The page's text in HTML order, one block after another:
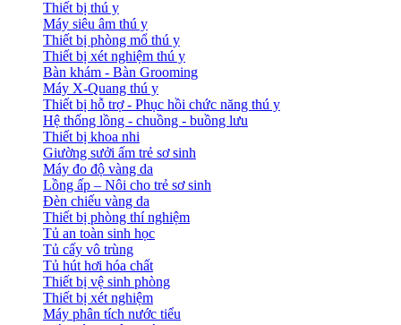
Thiết bị thú y
Máy siêu âm thú y
Thiết bị phòng mổ thú y
Thiết bị xét nghiệm thú y
Bàn khám - Bàn Grooming
Máy X-Quang thú y
Thiết bị hỗ trợ - Phục hồi chức năng thú y
Hệ thống lồng - chuồng - buồng lưu
Thiết bị khoa nhi
Giường sưởi ấm trẻ sơ sinh
Máy đo độ vàng da
Lồng ấp – Nôi cho trẻ sơ sinh
Đèn chiếu vàng da
Thiết bị phòng thí nghiệm
Tủ an toàn sinh học
Tủ cấy vô trùng
Tủ hút hơi hóa chất
Thiết bị vệ sinh phòng
Thiết bị xét nghiệm
Máy phân tích nước tiểu